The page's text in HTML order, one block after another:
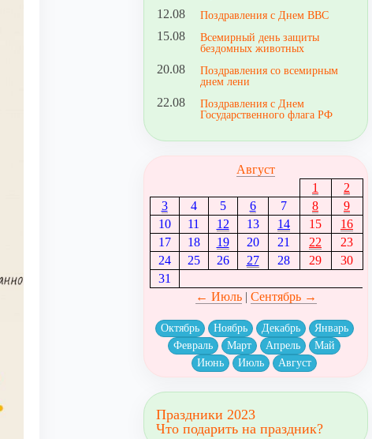
12.08 Поздравления с Днем ВВС
15.08
Всемирный день защиты
бездомных животных
20.08
Поздравления со всемирным
днем лени
22.08
Поздравления с Днем
Государственного флага РФ
Август
1
2
3
4 5 6 7 8
9
10
11 12 13 14 15
16
17
18 19 20 21 22
23
24
25 26 27 28 29
30
31
← Июль| Сентябрь →
Октябрь Ноябрь Декабрь
Январь
Февраль
Март Апрель
Май
Июнь
Июль Август
Праздники 2023
Что подарить на праздник?